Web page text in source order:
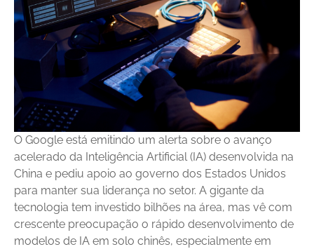
O Google está emitindo um alerta sobre o avanço
acelerado da Inteligência Artificial (IA) desenvolvida na
China e pediu apoio ao governo dos Estados Unidos
para manter sua liderança no setor. A gigante da
tecnologia tem investido bilhões na área, mas vê com
crescente preocupação o rápido desenvolvimento de
modelos de IA em solo chinês, especialmente em